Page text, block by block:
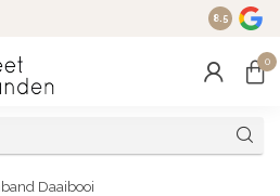
Ruim 16
8.5
0
Daaibooi